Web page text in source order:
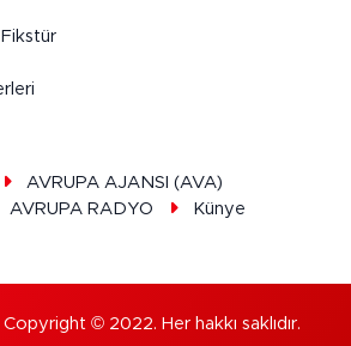
AVRUPA AJANSI (AVA)
AVRUPA RADYO Künye
Copyright © 2022. Her hakkı saklıdır.